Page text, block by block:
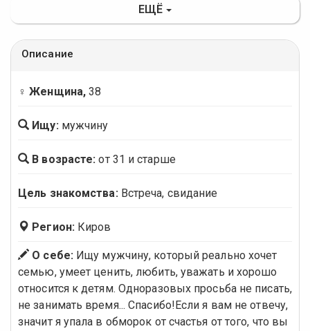
ЕЩЁ
Описание
♀ Женщина, 38
Ищу: мужчину
В возрасте: от 31 и старше
Цель знакомства: Встреча, свидание
Регион: Киров
О себе:Ищу мужчину, который реально хочет
семью, умеет ценить, любить, уважать и хорошо
относится к детям. Одноразовых просьба не писать,
не занимать время... Спасибо!Если я вам не отвечу,
значит я упала в обморок от счастья от того, что вы